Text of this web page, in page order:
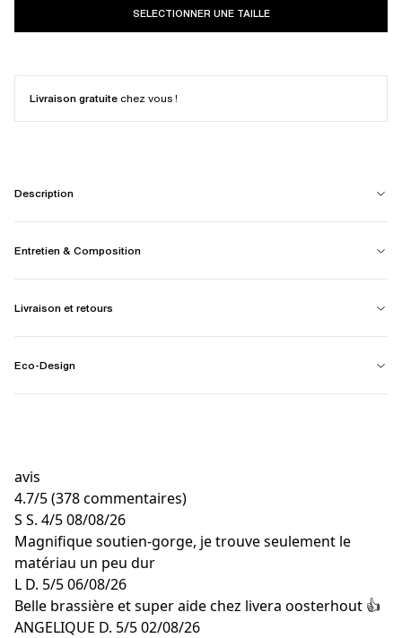
SELECTIONNER UNE TAILLE
Livraison gratuite chez vous !
Description
Entretien & Composition
Livraison et retours
Eco-Design
avis
4.7/5(378 commentaires)
S S. 4/508/08/26
Magnifique soutien-gorge, je trouve seulement le
matériau un peu dur
L D. 5/506/08/26
Belle brassière et super aide chez livera oosterhout 👍
ANGELIQUE D. 5/502/08/26